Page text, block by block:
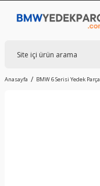
Anasayfa BMW 6 Serisi Yedek Parça